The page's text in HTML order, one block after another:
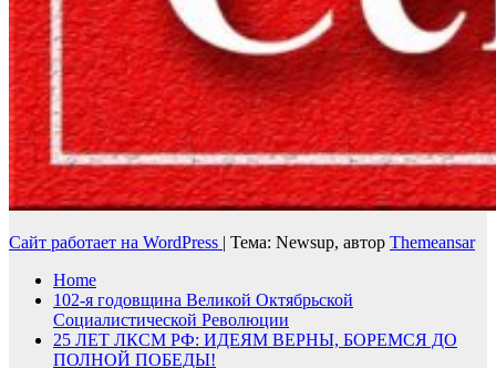
Сайт работает на WordPress | Тема: Newsup, автор Themeansar
Home
102-я годовщина Великой Октябрьской
Социалистической Революции
25 ЛЕТ ЛКСМ РФ: ИДЕЯМ ВЕРНЫ, БОРЕМСЯ ДО
ПОЛНОЙ ПОБЕДЫ!